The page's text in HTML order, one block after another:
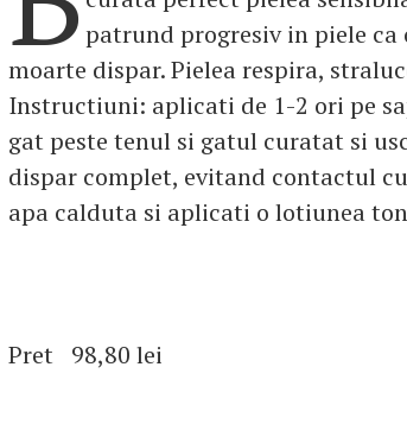
patrund progresiv in piele
moarte dispar. Pielea respira,
Instructiuni: aplicati de 1-2 ori pe
gat peste tenul si gatul curatat si
dispar complet, evitand contactul
apa calduta si aplicati o lotiunea
Pret 98,80 lei